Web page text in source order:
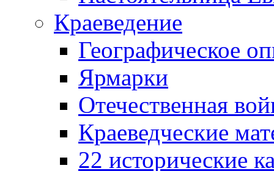
Краеведение
Географическое
Ярмарки
Отечественная
Краеведческие
22 исторические